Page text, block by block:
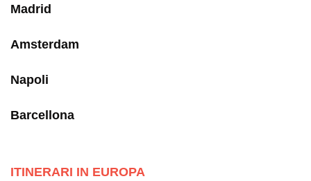
Madrid
Amsterdam
Napoli
Barcellona
ITINERARI IN EUROPA